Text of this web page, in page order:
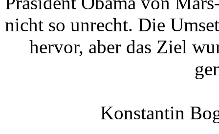
nicht so unrecht. Die
hervor, aber das Ziel
Konstantin